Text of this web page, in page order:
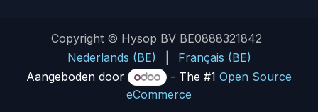
Copyright © Hysop BV BE0888321842
Nederlands (BE)
Français (BE)
Aangeboden door
- The #1 Open Source
eCommerce